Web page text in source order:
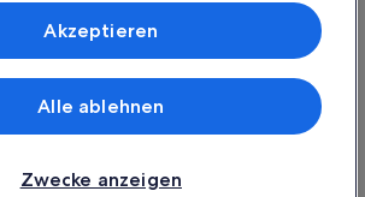
ein Unternehmen der Expedia Group. Alle Rechte
und das Expedia-Logo sind Handelsmarken oder
Zugriff auf Informationen auf einem
Werbung und Inhalte, Messung
und der Performance von Inhalten,
(Lieferanten)
Zwecke anzeigen
Alle ablehnen
Akzeptieren